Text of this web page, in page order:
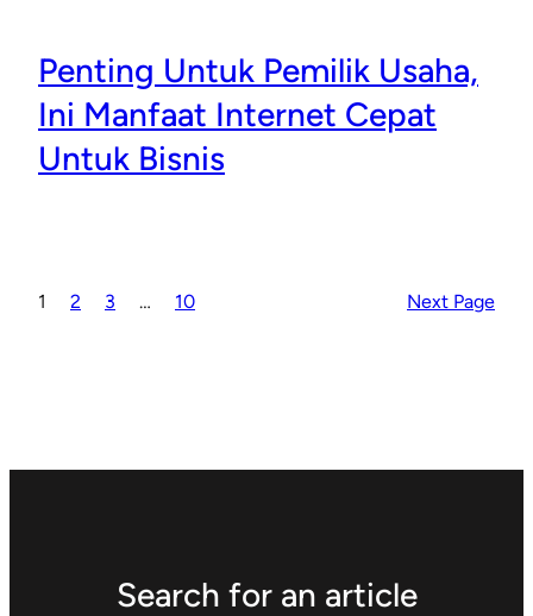
Penting Untuk Pemilik Usaha,
Ini Manfaat Internet Cepat
Untuk Bisnis
1 2 3 … 10 Next Page
Search for an article